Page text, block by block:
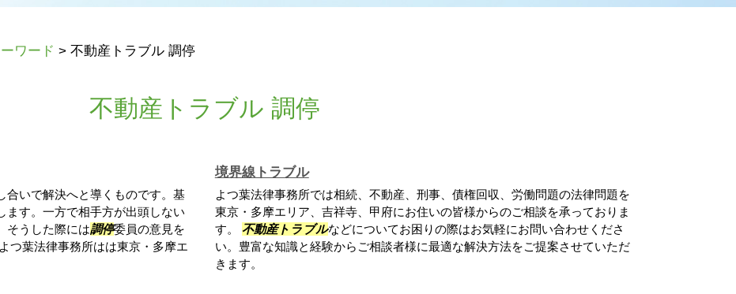
ワード > 不動産トラブル 調停
不動産トラブル 調停
合いで解決へと導くものです。基
ます。一方で相手方が出頭しない
そうした際には調停委員の意見を
つ葉法律事務所はは東京・多摩エ
境界線トラブル
よつ葉法律事務所では相続、不動産、刑事、債権回収、労働問題の法律問題を
東京・多摩エリア、吉祥寺、甲府にお住いの皆様からのご相談を承っておりま
す。 不動産トラブルなどについてお困りの際はお気軽にお問い合わせくださ
い。豊富な知識と経験からご相談者様に最適な解決方法をご提案させていただ
きます。